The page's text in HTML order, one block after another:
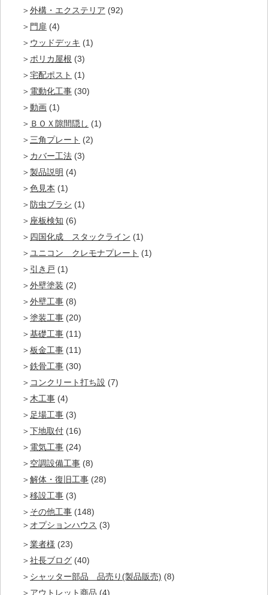
外構・エクステリア (92)
門扉 (4)
ウッドデッキ (1)
ポリカ屋根 (3)
宅配ポスト (1)
電動化工事 (30)
動画 (1)
ＢＯＸ隙間隠し (1)
三角プレート (2)
カバー工法 (3)
製品説明 (4)
色見本 (1)
防虫ブラシ (1)
座板検知 (6)
四国化成 スタックライン (1)
ユニコン クレモナプレート (1)
引き戸 (1)
外壁塗装 (2)
外壁工事 (8)
塗装工事 (20)
基礎工事 (11)
板金工事 (11)
鉄骨工事 (30)
コンクリート打ち設 (7)
木工事 (4)
足場工事 (3)
下地取付 (16)
電気工事 (24)
空調設備工事 (8)
解体・復旧工事 (28)
移設工事 (3)
その他工事 (148)
オプションハウス (3)
業者様 (23)
社長ブログ (40)
シャッター部品 品売り(製品販売) (8)
アウトレット商品 (4)